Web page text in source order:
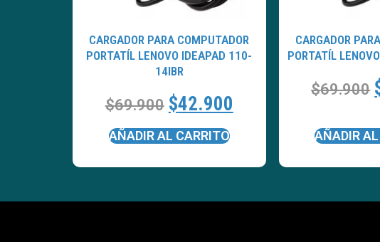
CARGADOR PARA COMPUTADOR
PORTATÍL LENOVO IDEAPAD 110-
14IBR
$69.900 $42.900
AÑADIR AL CARRITO
CARGADOR
PORTATÍL
$69.900
AÑADIR